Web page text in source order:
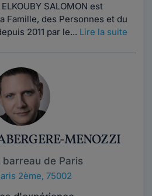
SALOMON est
Famille, des Personnes et du
2011 par le... Lire la suite
MENOZZI
barreau de Paris
2ème, 75002